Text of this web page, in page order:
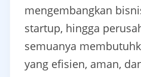
mengembangkan
startup, hingga
semuanya
yang efisien, aman,